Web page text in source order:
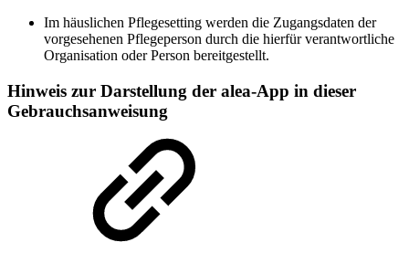
Im häuslichen Pflegesetting werden die Zugangsdaten der
vorgesehenen Pflegeperson durch die hierfür verantwortliche
Organisation oder Person bereitgestellt.
Hinweis zur Darstellung der alea-App in dieser
Gebrauchsanweisung